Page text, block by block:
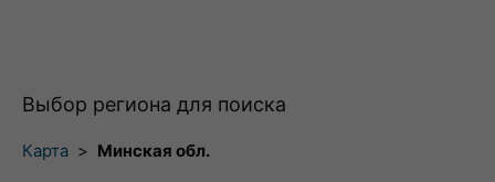
Выбор региона для поиска
Карта > Минская обл.